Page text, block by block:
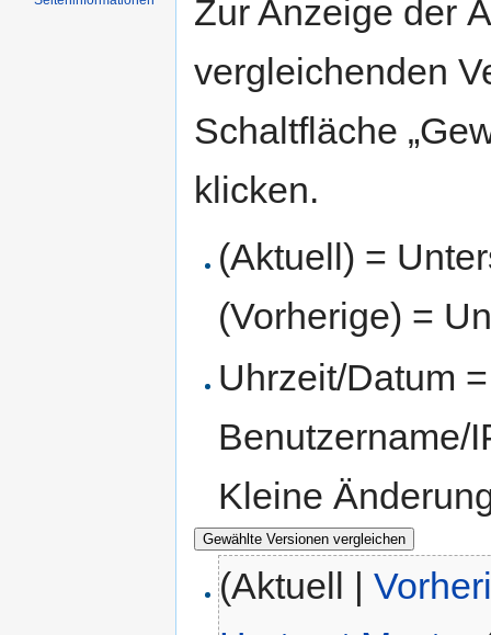
Zur Anzeige der
vergleichenden
Schaltfläche
klicken.
(Aktuell) =
(Vorherige) =
Uhrzeit/Datum
Benutzername/
Kleine
(Aktuell |